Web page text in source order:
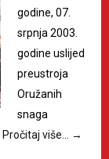
godine, 07.
srpnja 2003.
godine uslijed
preustroja
Oružanih
snaga
Pročitaj više… →